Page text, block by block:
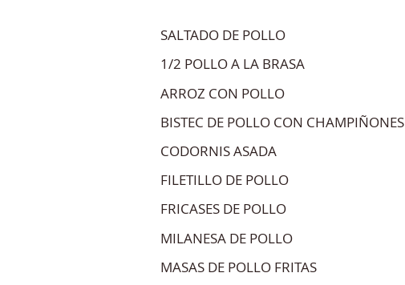
SALTADO DE POLLO
1/2 POLLO A LA BRASA
ARROZ CON POLLO
BISTEC DE POLLO CON CHAMPIÑONES
CODORNIS ASADA
FILETILLO DE POLLO
FRICASES DE POLLO
MILANESA DE POLLO
MASAS DE POLLO FRITAS